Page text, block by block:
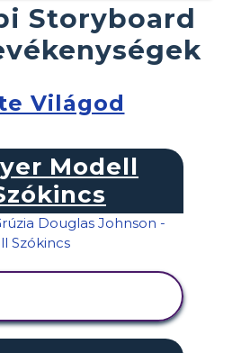
Storyboard
Világod
Modell